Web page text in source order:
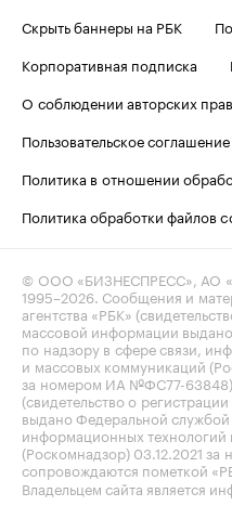
Скрыть баннеры на РБК
Корпоративная подписка
О соблюдении авторских прав
Пользовательское соглашение
Политика в отношении
Политика обработки файлов
© ООО «БИЗНЕСПРЕСС», АО
1995–2026. Сообщения и
агентства «РБК»
массовой информации
по надзору в сфере связи,
и массовых коммуникаций
за номером ИА №ФС77-63848)
(свидетельство о
выдано Федеральной
информационных
(Роскомнадзор) 03.12.2021
сопровождаются пометкой
Владельцем сайта является